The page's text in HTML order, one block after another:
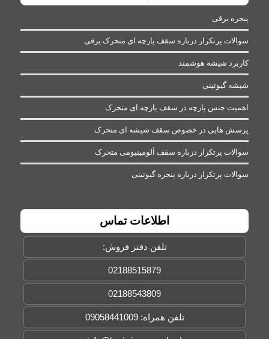
پنجره برقی
سوالات پرتکرار درباره سقف پارچه ای متحرک برقی
کاربرد شیشه هوشمند
شیشه گیوتینی
اهمیت جنس پارچه در سقف پارچه ای متحرک
پرسش هایی در خصوص سقف شیشه ای متحرک
سوالات پرتکرار درباره سقف آلومینیومی متحرک
سوالات پرتکرار درباره پنجره گیوتینی
اطلاعات تماس
تلفن دفتر فروش:
02188515879
02188543809
تلفن همراه: 09058441009